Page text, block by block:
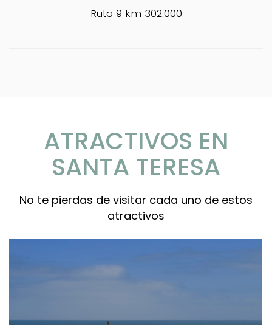
Ruta 9 km 302.000
ATRACTIVOS EN
SANTA TERESA
No te pierdas de visitar cada uno de estos
atractivos